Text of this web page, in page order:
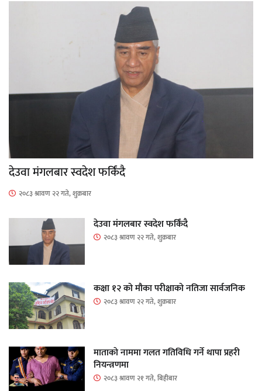
देउवा मंगलबार स्वदेश फर्किंदै
२०८३ श्रावण २२ गते, शुक्रबार
देउवा मंगलबार स्वदेश फर्किंदै
२०८३ श्रावण २२ गते, शुक्रबार
कक्षा १२ को मौका परीक्षाको नतिजा सार्वजनिक
२०८३ श्रावण २२ गते, शुक्रबार
माताकाे नाममा गलत गतिविधि गर्ने थापा प्रहरी
नियन्त्रणमा
२०८३ श्रावण २१ गते, बिहीबार